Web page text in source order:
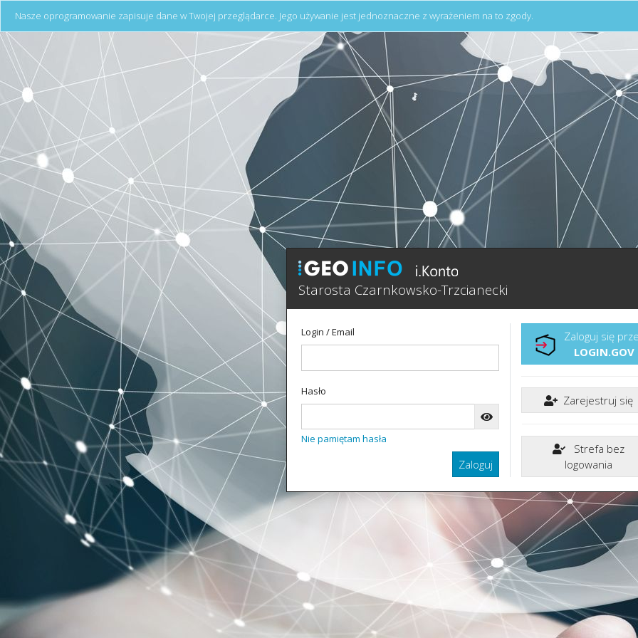
Nasze oprogramowanie zapisuje dane w Twojej przeglądarce. Jego używanie jest jednoznaczne z wyrażeniem na to zgody.
Starosta Czarnkowsko-Trzcianecki
Login / Email
Hasło
Nie pamiętam hasła
Zaloguj
Zaloguj się
LOGIN.GOV
Zarejestruj się
logowania